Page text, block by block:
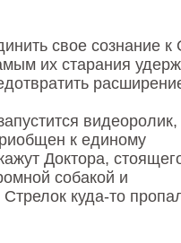
свое сознание к
их старания
видеоролик,
к единому
Доктора,
собакой и
куда-то